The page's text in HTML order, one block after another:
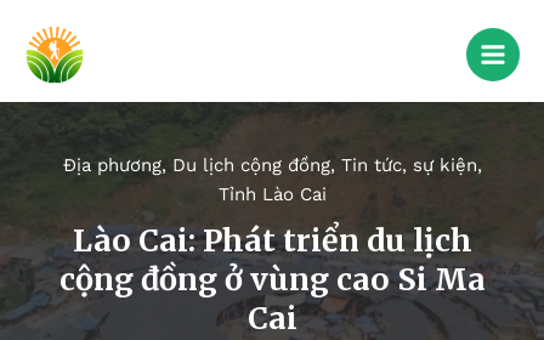
Địa phương, Du lịch cộng đồng, Tin tức, sự kiện,
Tỉnh Lào Cai
Lào Cai: Phát triển du lịch
cộng đồng ở vùng cao Si Ma
Cai